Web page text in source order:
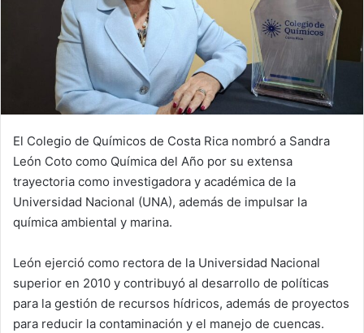
El Colegio de Químicos de Costa Rica nombró a Sandra
León Coto como Química del Año por su extensa
trayectoria como investigadora y académica de la
Universidad Nacional (UNA), además de impulsar la
química ambiental y marina.
León ejerció como rectora de la Universidad Nacional
superior en 2010 y contribuyó al desarrollo de políticas
para la gestión de recursos hídricos, además de proyectos
para reducir la contaminación y el manejo de cuencas.